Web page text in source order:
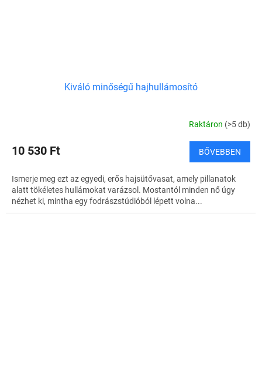
Kiváló minőségű hajhullámosító
Raktáron (>5 db)
10 530 Ft BŐVEBBEN
Ismerje meg ezt az egyedi, erős hajsütővasat, amely pillanatok
alatt tökéletes hullámokat varázsol. Mostantól minden nő úgy
nézhet ki, mintha egy fodrászstúdióból lépett volna...